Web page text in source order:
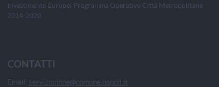
Investimento Europei Programma Operativo Città Metropolitane
2014-2020
CONTATTI
Email: servizionline@comune.napoli.it